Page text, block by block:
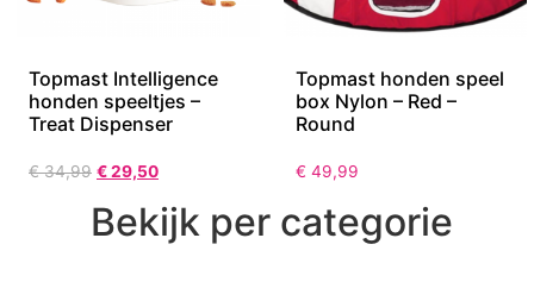
Topmast Intelligence
honden speeltjes –
Treat Dispenser
€34,99 €29,50
Topmast honden speel
box Nylon – Red –
Round
€ 49,99
Bekijk per categorie